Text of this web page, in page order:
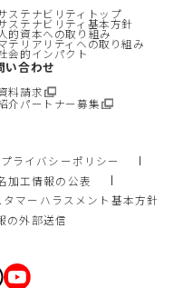
ステナビリティトップ
ステナビリティ基本方針
人的資本への取り組み
テリアリティへの取り組み
会的インパクト
い合わせ
料請求
介パートナー募集
プライバシーポリシー
加工情報の公表
タマーハラスメント基本方針
の外部送信